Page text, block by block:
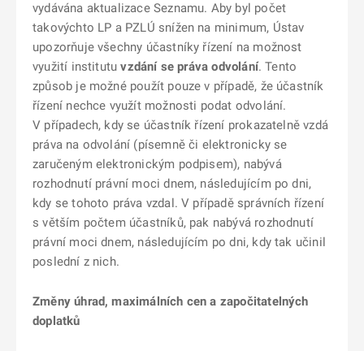
vydávána aktualizace Seznamu. Aby byl počet
takovýchto LP a PZLÚ snížen na minimum, Ústav
upozorňuje všechny účastníky řízení na možnost
využití institutuvzdání se práva odvolání. Tento
způsob je možné použít pouze v případě, že účastník
řízení nechce využít možnosti podat odvolání.
V případech, kdy se účastník řízení prokazatelně vzdá
práva na odvolání (písemně či elektronicky se
zaručeným elektronickým podpisem), nabývá
rozhodnutí právní moci dnem, následujícím po dni,
kdy se tohoto práva vzdal. V případě správních řízení
s větším počtem účastníků, pak nabývá rozhodnutí
právní moci dnem, následujícím po dni, kdy tak učinil
poslední z nich.
Změny úhrad, maximálních cen a započitatelných
doplatků